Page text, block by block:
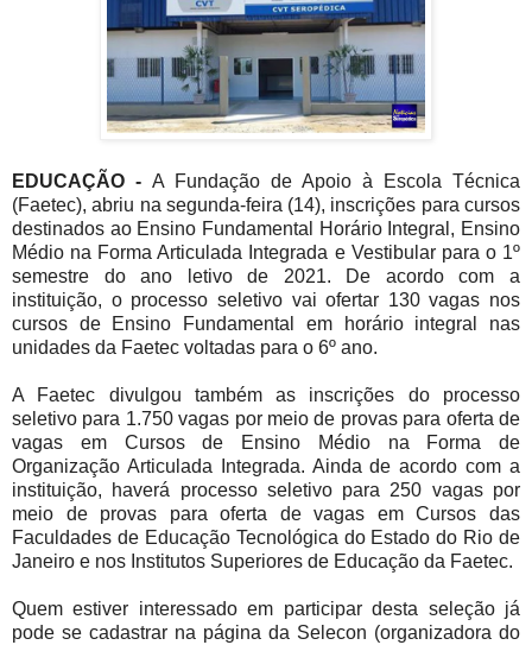
EDUCAÇÃO - A Fundação de Apoio à Escola Técnica
(Faetec), abriu na segunda-feira (14), inscrições para cursos
destinados ao Ensino Fundamental Horário Integral, Ensino
Médio na Forma Articulada Integrada e Vestibular para o 1º
semestre do ano letivo de 2021. De acordo com a
instituição, o processo seletivo vai ofertar 130 vagas nos
cursos de Ensino Fundamental em horário integral nas
unidades da Faetec voltadas para o 6º ano.
A Faetec divulgou também as inscrições do processo
seletivo para 1.750 vagas por meio de provas para oferta de
vagas em Cursos de Ensino Médio na Forma de
Organização Articulada Integrada. Ainda de acordo com a
instituição, haverá processo seletivo para 250 vagas por
meio de provas para oferta de vagas em Cursos das
Faculdades de Educação Tecnológica do Estado do Rio de
Janeiro e nos Institutos Superiores de Educação da Faetec.
Quem estiver interessado em participar desta seleção já
pode se cadastrar na página da Selecon (organizadora do